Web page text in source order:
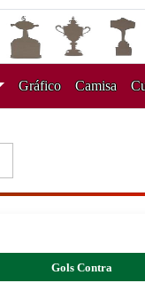
Gráfico Camisa
Gols Contra